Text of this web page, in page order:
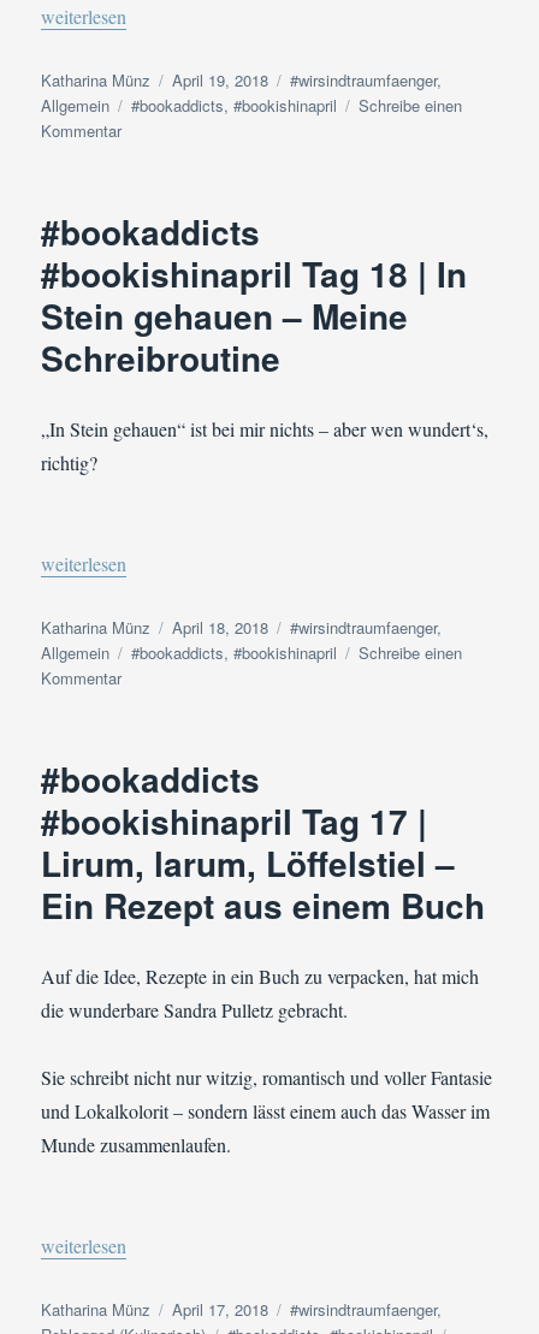
„#bookaddicts #bookishinapril Tag 19 | Mein Lieblingsort im
weiterlesen
Autor
Katharina Münz
Veröffentlicht
am
April 19, 2018 Kategorien
#wirsindtraumfaenger,
Allgemein
Schlagwörter
#bookaddicts,#bookishinapril
Schreibe einen
Kommentarzu
19
Mein
Lieblingsort
im
Buch
#bookaddicts
#bookishinapril Tag 18 | In
Stein gehauen – Meine
Schreibroutine
„In Stein gehauen“ ist bei mir nichts – aber wen wundert‘s,
richtig?
„#bookaddicts #bookishinapril Tag 18 | In Stein gehauen –
weiterlesen
Autor
Katharina Münz
Veröffentlicht
am
April 18, 2018 Kategorien
#wirsindtraumfaenger,
Allgemein
Schlagwörter
#bookaddicts,#bookishinapril
Schreibe einen
Kommentarzu
18
In
Stein
gehauen
–
#bookaddicts
#bookishinapril Tag 17 |
Lirum, larum, Löffelstiel –
Ein Rezept aus einem Buch
Auf die Idee, Rezepte in ein Buch zu verpacken, hat mich
die wunderbare Sandra Pulletz gebracht.
Sie schreibt nicht nur witzig, romantisch und voller Fantasie
und Lokalkolorit – sondern lässt einem auch das Wasser im
Munde zusammenlaufen.
„#bookaddicts #bookishinapril Tag 17 | Lirum, larum, Löffelstiel
weiterlesen
Autor
Katharina Münz
Veröffentlicht
April 17, 2018 Kategorien
#wirsindtraumfaenger,